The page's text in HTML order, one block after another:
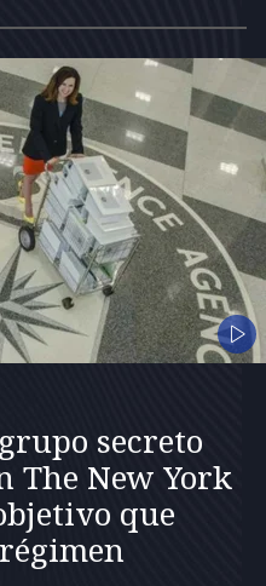
secreto
The New York
que